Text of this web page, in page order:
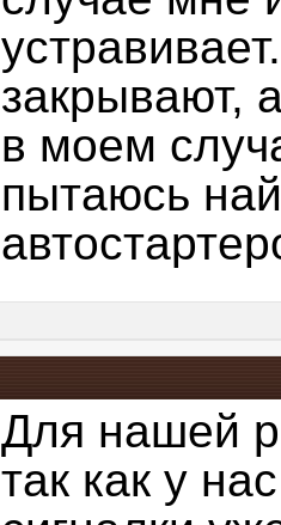
закрывают,
в моем
пытаюсь
Для нашей
так как у